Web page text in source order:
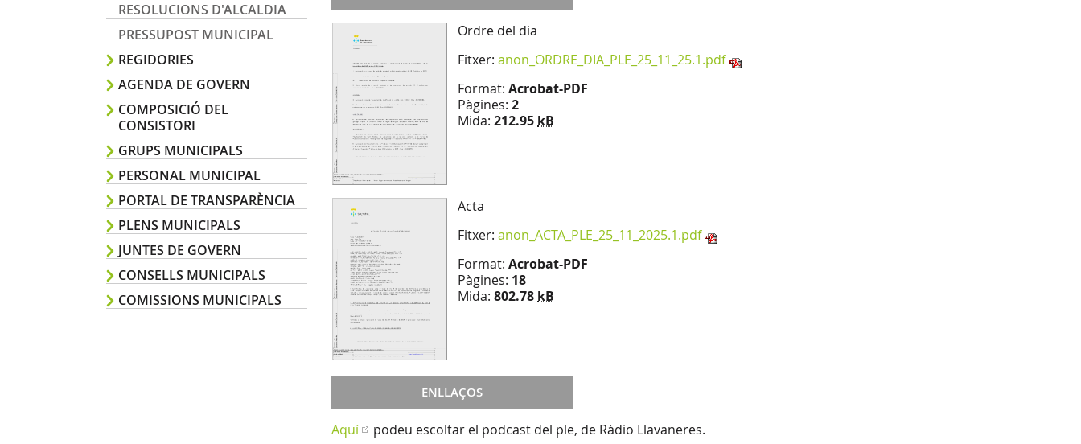
RESOLUCIONS D'ALCALDIA
PRESSUPOST MUNICIPAL
REGIDORIES
AGENDA DE GOVERN
COMPOSICIÓ DEL
CONSISTORI
GRUPS MUNICIPALS
PERSONAL MUNICIPAL
PORTAL DE TRANSPARÈNCIA
PLENS MUNICIPALS
JUNTES DE GOVERN
CONSELLS MUNICIPALS
COMISSIONS MUNICIPALS
Ordre del dia
Fitxer: anon_ORDRE_DIA_PLE_25_11_25.1.pdf
Format: Acrobat-PDF
Pàgines: 2
Mida: 212.95 kB
Acta
Fitxer: anon_ACTA_PLE_25_11_2025.1.pdf
Format: Acrobat-PDF
Pàgines: 18
Mida: 802.78 kB
ENLLAÇOS
Aquí podeu escoltar el podcast del ple, de Ràdio Llavaneres.